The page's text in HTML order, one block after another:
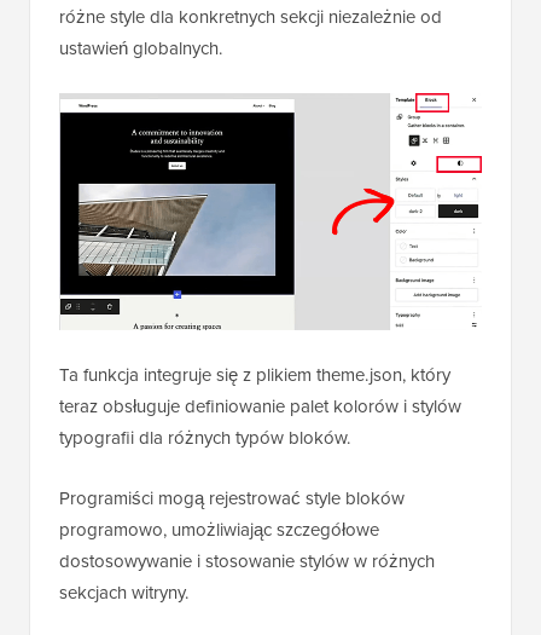
różne style dla konkretnych sekcji niezależnie od
ustawień globalnych.
Ta funkcja integruje się z plikiem theme.json, który
teraz obsługuje definiowanie palet kolorów i stylów
typografii dla różnych typów bloków.
Programiści mogą rejestrować style bloków
programowo, umożliwiając szczegółowe
dostosowywanie i stosowanie stylów w różnych
sekcjach witryny.